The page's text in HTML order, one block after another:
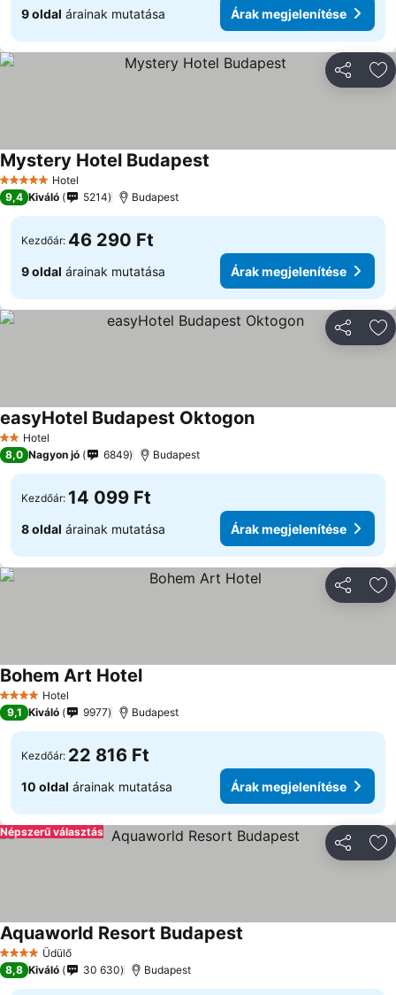
9 oldal árainak mutatása Árak megjelenítése
5 KategóriaHotel
Mystery Hotel Budapest
9,4 Kiváló 5214 Budapest
Kezdőár: 46 290 Ft
9 oldal árainak mutatása Árak megjelenítése
2 Kategória
Hotel
easyHotel Budapest Oktogon
8,0 Nagyon jó 6849 Budapest
Kezdőár: 14 099 Ft
8 oldal árainak mutatása Árak megjelenítése
4 KategóriaHotel
Bohem Art Hotel
9,1 Kiváló 9977 Budapest
Kezdőár: 22 816 Ft
10 oldal árainak mutatása Árak megjelenítése
Népszerű választás
4 KategóriaÜdülő
Aquaworld Resort Budapest
8,8 Kiváló 30 630 Budapest